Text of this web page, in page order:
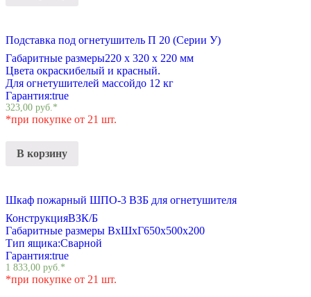
Подставка под огнетушитель П 20 (Серии У)
Габаритные размеры220 х 320 х 220 мм
Цвета окраскибелый и красный.
Для огнетушителей массойдо 12 кг
Гарантия:true
323,00 руб. *
*при покупке от 21 шт.
В корзину
Шкаф пожарный ШПО-3 ВЗБ для огнетушителя
КонструкцияВЗК/Б
Габаритные размеры ВхШхГ650х500х200
Тип ящика:Сварной
Гарантия:true
1 833,00 руб.*
*при покупке от 21 шт.